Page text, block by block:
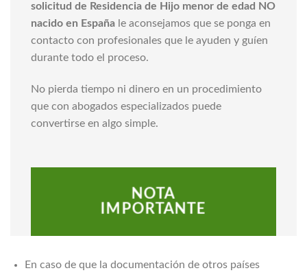
solicitud de Residencia de Hijo menor de edad NO
nacido en España le aconsejamos que se ponga en
contacto con profesionales que le ayuden y guíen
durante todo el proceso.
No pierda tiempo ni dinero en un procedimiento
que con abogados especializados puede
convertirse en algo simple.
NOTA
IMPORTANTE
En caso de que la documentación de otros países